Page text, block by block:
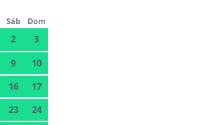
Sáb Dom
2
3
9
10
16
17
23
24